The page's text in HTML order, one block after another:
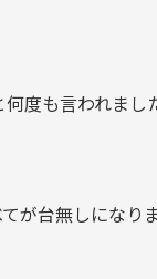
度も言われまし
が台無しになりま